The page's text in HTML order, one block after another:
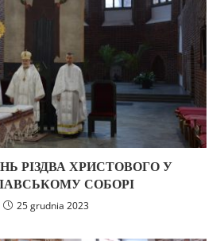
РІЗДВА ХРИСТОВОГО У
СОБОРІ
25 grudnia 2023